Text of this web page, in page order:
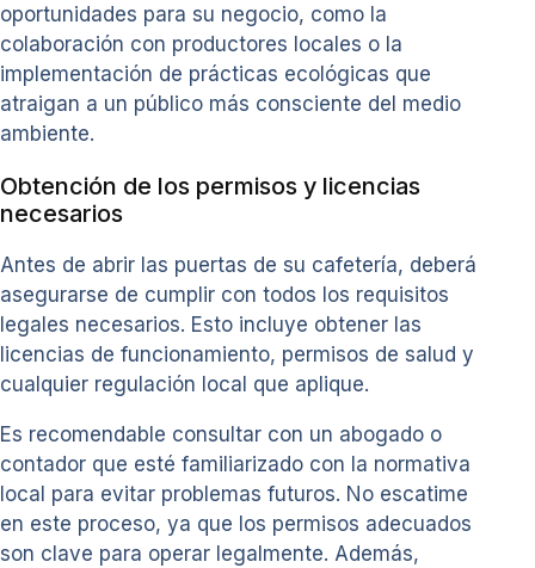
oportunidades para su negocio, como la
colaboración con productores locales o la
implementación de prácticas ecológicas que
atraigan a un público más consciente del medio
ambiente.
Obtención de los permisos y licencias
necesarios
Antes de abrir las puertas de su cafetería, deberá
asegurarse de cumplir con todos los requisitos
legales necesarios. Esto incluye obtener las
licencias de funcionamiento, permisos de salud y
cualquier regulación local que aplique.
Es recomendable consultar con un abogado o
contador que esté familiarizado con la normativa
local para evitar problemas futuros. No escatime
en este proceso, ya que los permisos adecuados
son clave para operar legalmente. Además,